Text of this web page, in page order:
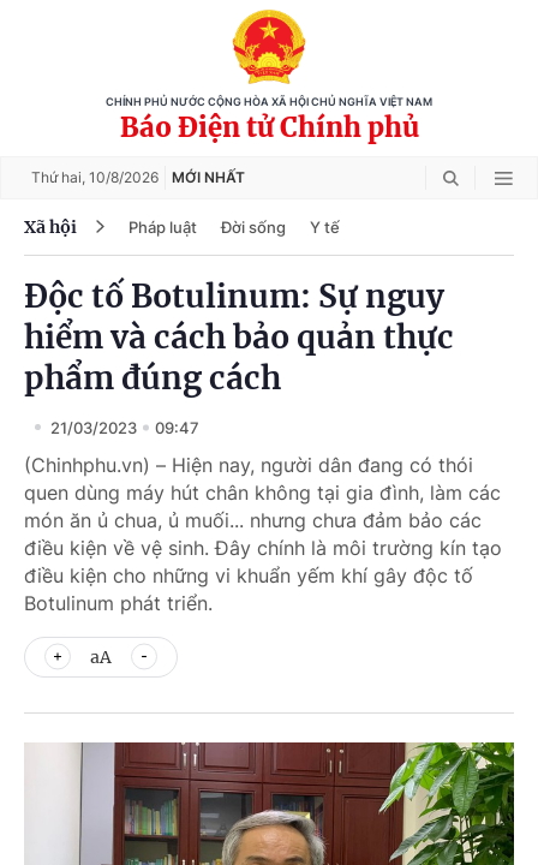
CHÍNH PHỦ NƯỚC CỘNG HÒA XÃ HỘI CHỦ NGHĨA VIỆT NAM
Báo Điện tử Chính phủ
Thứ hai, 10/8/2026 MỚI NHẤT
Xã hội Pháp luật Đời sống Y tế
Độc tố Botulinum: Sự nguy
hiểm và cách bảo quản thực
phẩm đúng cách
21/03/2023 09:47
(Chinhphu.vn) – Hiện nay, người dân đang có thói
quen dùng máy hút chân không tại gia đình, làm các
món ăn ủ chua, ủ muối... nhưng chưa đảm bảo các
điều kiện về vệ sinh. Đây chính là môi trường kín tạo
điều kiện cho những vi khuẩn yếm khí gây độc tố
Botulinum phát triển.
aA